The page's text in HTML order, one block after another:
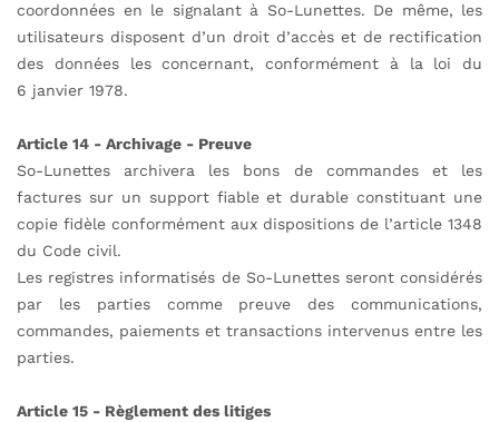
coordonnées en le signalant à So-Lunettes. De même, les
utilisateurs disposent d’un droit d’accès et de rectification
des données les concernant, conformément à la loi du
6 janvier 1978.
Article 14 - Archivage - Preuve
So-Lunettes archivera les bons de commandes et les
factures sur un support fiable et durable constituant une
copie fidèle conformément aux dispositions de l’article 1348
du Code civil.
Les registres informatisés de So-Lunettes seront considérés
par les parties comme preuve des communications,
commandes, paiements et transactions intervenus entre les
parties.
Article 15 - Règlement des litiges